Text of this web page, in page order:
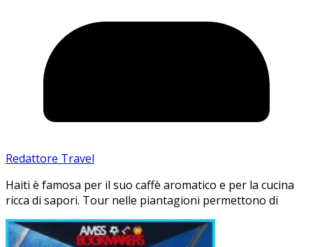
Redattore Travel
Haiti è famosa per il suo caffè aromatico e per la cucina
ricca di sapori. Tour nelle piantagioni permettono di